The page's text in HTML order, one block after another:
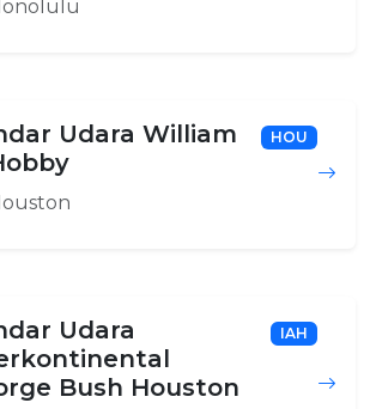
Udara William
HOU
Udara
Bush Houston
IAH